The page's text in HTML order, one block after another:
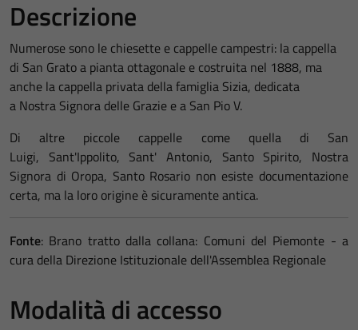
Descrizione
Numerose sono le chiesette e cappelle campestri: la cappella
di San Grato a pianta ottagonale e costruita nel 1888, ma
anche la cappella privata della famiglia Sizia, dedicata
a Nostra Signora delle Grazie e a San Pio V.
Di altre piccole cappelle come quella di San
Luigi, Sant'Ippolito, Sant' Antonio, Santo Spirito, Nostra
Signora di Oropa, Santo Rosario non esiste documentazione
certa, ma la loro origine è sicuramente antica.
Fonte: Brano tratto dalla collana: Comuni del Piemonte - a
cura della Direzione Istituzionale dell'Assemblea Regionale
Modalità di accesso